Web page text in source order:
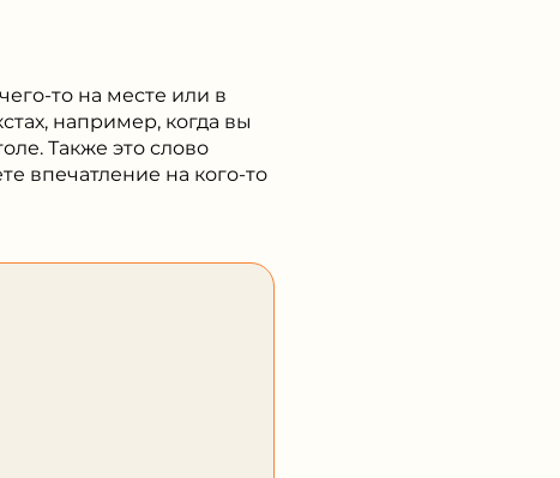
то на месте или в
например, когда вы
Также это слово
впечатление на кого-то